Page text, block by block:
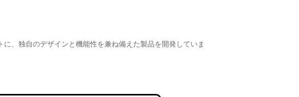
、独自のデザインと機能性を兼ね備えた製品を開発していま